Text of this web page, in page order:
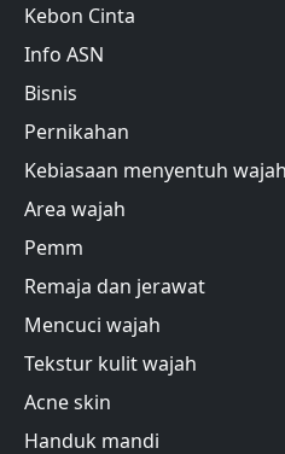
Kebon Cinta
Info ASN
Bisnis
Pernikahan
Kebiasaan menyentuh wajah
Area wajah
Pemm
Remaja dan jerawat
Mencuci wajah
Tekstur kulit wajah
Acne skin
Handuk mandi